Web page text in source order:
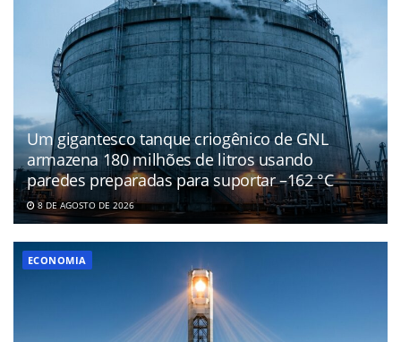
Um gigantesco tanque criogênico de GNL
armazena 180 milhões de litros usando
paredes preparadas para suportar –162 °C
8 DE AGOSTO DE 2026
ECONOMIA